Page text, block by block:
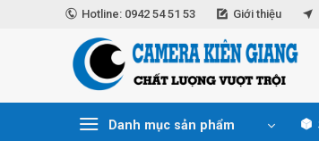
Hotline: 0942 54 51 53 Giới thiệu
Danh mục sản phẩm